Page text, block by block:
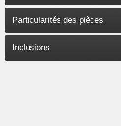
Particularités des pièces
Inclusions